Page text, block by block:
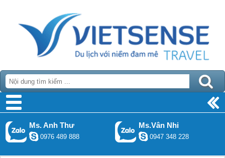
Ms. Anh Thư
0976 489 888
Ms.Vân Nhi
0947 348 228